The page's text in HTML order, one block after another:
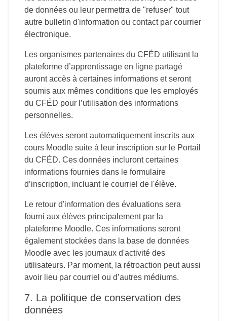
de données ou leur permettra de "refuser" tout
autre bulletin d'information ou contact par courrier
électronique.
Les organismes partenaires du CFÉD utilisant la
plateforme d’apprentissage en ligne partagé
auront accès à certaines informations et seront
soumis aux mêmes conditions que les employés
du CFÉD pour l’utilisation des informations
personnelles.
Les élèves seront automatiquement inscrits aux
cours Moodle suite à leur inscription sur le Portail
du CFÉD. Ces données incluront certaines
informations fournies dans le formulaire
d’inscription, incluant le courriel de l'élève.
Le retour d'information des évaluations sera
fourni aux élèves principalement par la
plateforme Moodle. Ces informations seront
également stockées dans la base de données
Moodle avec les journaux d'activité des
utilisateurs. Par moment, la rétroaction peut aussi
avoir lieu par courriel ou d’autres médiums.
7. La politique de conservation des
données